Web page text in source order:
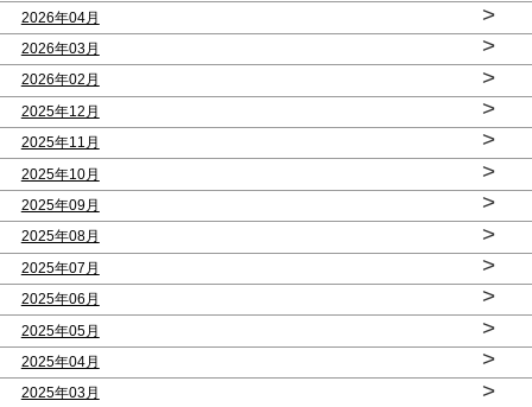
2026年04月 >
2026年03月 >
2026年02月 >
2025年12月 >
2025年11月 >
2025年10月 >
2025年09月 >
2025年08月 >
2025年07月 >
2025年06月 >
2025年05月 >
2025年04月 >
2025年03月 >